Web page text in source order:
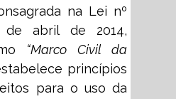
na Lei nº
de abril de 2014,
“Marco Civil da
princípios
para o uso da